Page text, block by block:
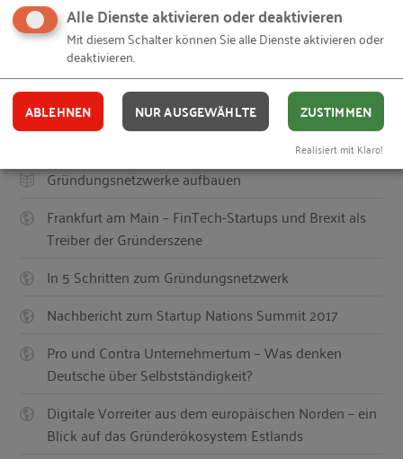
Auch interessant
Mut zur Gründung, Respekt vor dem Erfolg
Gründungsnetzwerke aufbauen
Frankfurt am Main – FinTech-Startups und Brexit als
Treiber der Gründerszene
In 5 Schritten zum Gründungsnetzwerk
Nachbericht zum Startup Nations Summit 2017
Pro und Contra Unternehmertum – Was denken
Deutsche über Selbstständigkeit?
Digitale Vorreiter aus dem europäischen Norden – ein
Blick auf das Gründerökosystem Estlands
Alle Dienste aktivieren oder deaktivieren
Mit diesem Schalter können Sie alle Dienste aktivieren oder
deaktivieren.
ABLEHNEN NUR AUSGEWÄHLTE ZUSTIMMEN
Realisiert mit Klaro!